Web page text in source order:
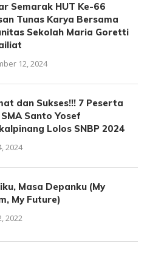
Semarak HUT Ke-66
Tunas Karya Bersama
Sekolah Maria Goretti
12, 2024
dan Sukses!!! 7 Peserta
Santo Yosef
Lolos SNBP 2024
2024
Masa Depanku (My
My Future)
2022